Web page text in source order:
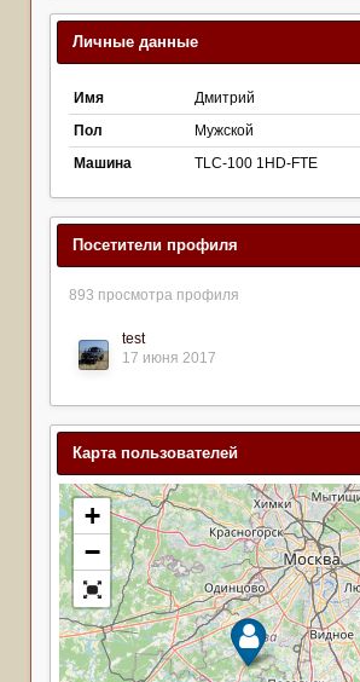
Личные данные
Имя
Дмитрий
Пол
Мужской
Машина
TLC-100 1HD-FTE
Посетители профиля
893 просмотра профиля
test
17 июня 2017
Карта пользователей